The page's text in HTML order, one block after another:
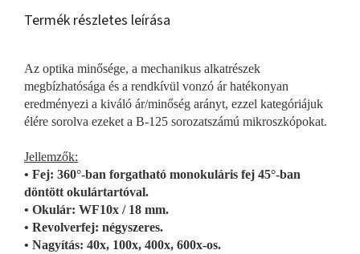
Termék részletes leírása
Az optika minősége, a mechanikus alkatrészek
megbízhatósága és a rendkívül vonzó ár hatékonyan
eredményezi a kiváló ár/minőség arányt, ezzel kategóriájuk
élére sorolva ezeket a B-125 sorozatszámú mikroszkópokat.
Jellemzők:
• Fej: 360°-ban forgatható monokuláris fej 45°-ban
döntött okulártartóval.
• Okulár: WF10x / 18 mm.
• Revolverfej: négyszeres.
• Nagyítás: 40x, 100x, 400x, 600x-os.